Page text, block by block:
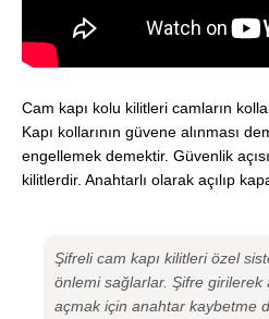
Cam kapı kolu kilitleri camların
Kapı kollarının güvene alınması
engellemek demektir. Güvenlik
kilitlerdir. Anahtarlı olarak açılıp
Şifreli cam kapı kilitleri özel
önlemi sağlarlar. Şifre girilerek
açmak için anahtar kaybetme